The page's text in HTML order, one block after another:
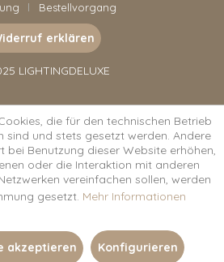
Bestellvorgang
erklären
LIGHTINGDELUXE
die für den technischen Betrieb
sind und stets gesetzt werden. Andere
bei Benutzung dieser Website erhöhen,
oder die Interaktion mit anderen
vereinfachen sollen, werden
gesetzt. Mehr Informationen
akzeptieren Konfigurieren